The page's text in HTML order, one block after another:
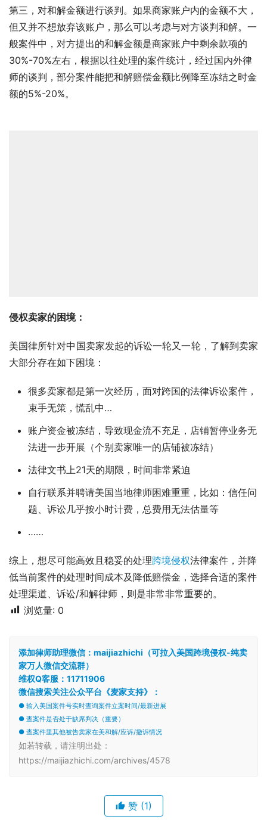
第三，对和解金额进行谈判。如果商家账户内的金额不大，
但又并不想放弃该账户，那么可以考虑与对方谈判和解。一
般案件中，对方提出的和解金额是商家账户中剩余款项的
30%-70%左右，根据以往处理的案件统计，经过国内外律
师的谈判，部分案件能把和解赔偿金额比例降至冻结之时金
额的5%-20%。
侵权卖家的困境：
美国律所针对中国卖家发起的诉讼一轮又一轮，了解到卖家
大部分存在如下困境：
很多卖家都是第一次经历，面对跨国的法律诉讼案件，
束手无策，慌乱中…
账户资金被冻结，导致现金流不充足，店铺暂停业务无
法进一步开展（个别卖家唯一的店铺被冻结）
法律文书上21天的期限，时间非常紧迫
自行联系并聘请美国当地律师困难重重，比如：信任问
题、诉讼几乎按小时计费，总费用无法估量等
……
综上，想尽可能高效且稳妥的处理跨境侵权法律案件，并降
低当前案件的处理时间成本及降低赔偿金，选择合适的案件
处理渠道、诉讼/和解律师，则是非常非常重要的。
浏览量: 0
添加律师助理微信：maijiazhichi（可拉入美国跨境侵权-纯卖
家万人微信交流群）
维权Q客服：11711906
微信搜索关注公众平台《麦家支持》：
● 输入美国案件号实时查询案件立案时间/最新进展
● 查案件是否处于缺席判决（重要）
● 查案件里其他被告卖家在美和解/应诉/撤诉情况
如若转载，请注明出处：
https://maijiazhichi.com/archives/4578
赞 (1)